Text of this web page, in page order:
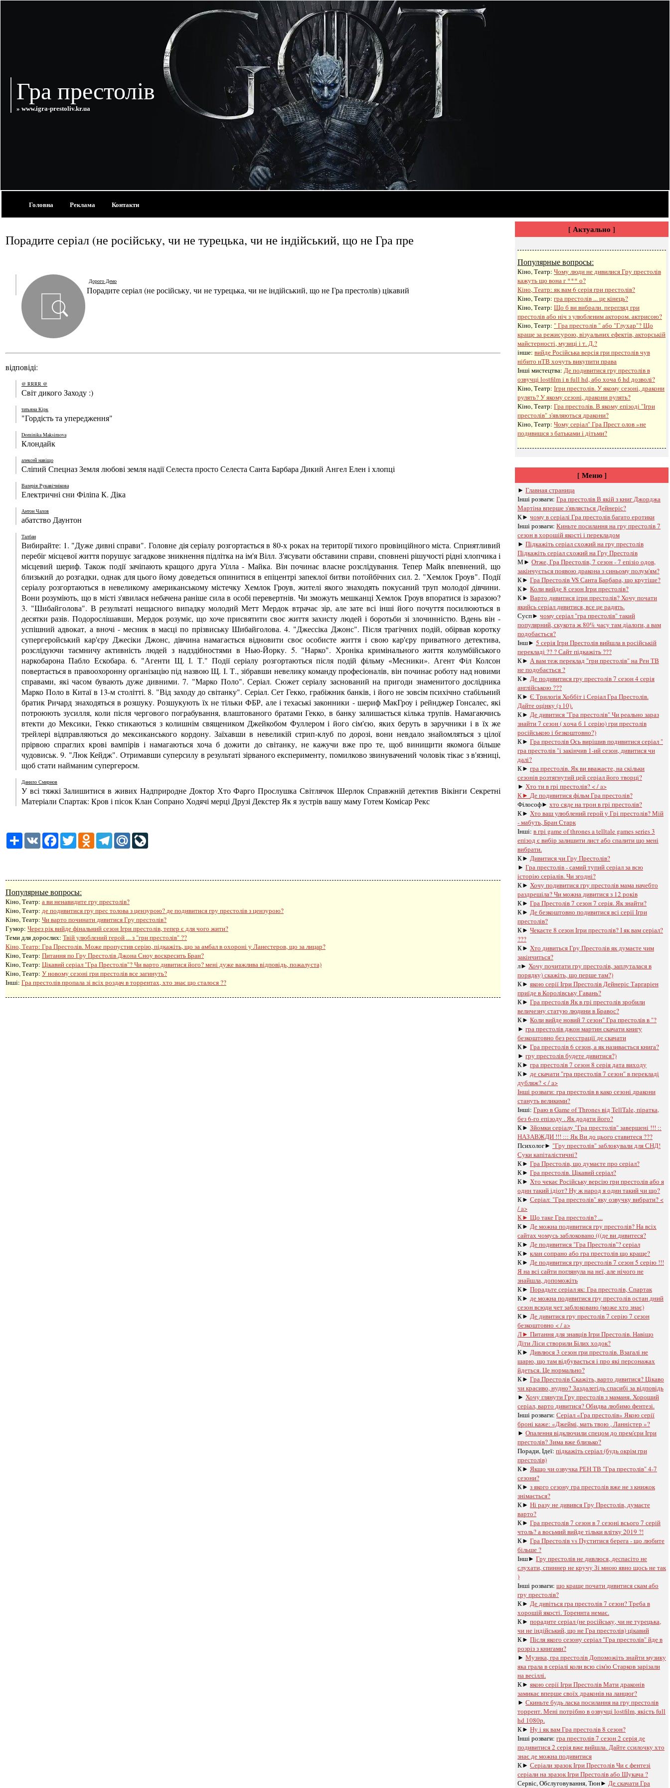
Гра престолів
» www.igra-prestoliv.kr.ua
Головна Реклама Контакти
Порадите серіал (не російську, чи не турецька, чи не індійський, що не Гра пре
Дорого Демо
Порадите серіал (не російську, чи не турецька, чи не індійський, що не Гра престолів) цікавий
відповіді:
@ RRRR @
Світ дикого Заходу :)
татьяна Кірк
"Гордість та упередження"
Dominika Maksimova
Клондайк
алексей навіщо
Сліпий Спецназ Земля любові земля надії Селеста просто Селеста Санта Барбара Дикий Ангел Елен і хлопці
Валерія Рукавічнікова
Електричні сни Філіпа К. Діка
Антон Чалов
абатство Даунтон
Талбан
Вибирайте: 1. "Дуже дивні справи". Головне дія серіалу розгортається в 80-х роках на території тихого провінційного міста. Сприятливий
перебіг місцевої життя порушує загадкове зникнення підлітка на ім'я Вілл. З'ясувати обставини справи, сповнені рішучості рідні хлопчика і
місцевий шериф. Також події зачіпають кращого друга Уїлла - Майка. Він починає власне розслідування. Тепер Майк впевнений, що
близький до розгадки, однак для цього йому доведеться опинитися в епіцентрі запеклої битви потойбічних сил. 2. "Хемлок Гроув". Події
серіалу розгортаються в невеликому американському містечку Хемлок Гроув, жителі якого знаходять покусаний труп молодої дівчини.
Вони розуміють, що в місті з'явилася небачена раніше сила в особі перевертнів. Чи зможуть мешканці Хемлок Гроув впоратися із заразою?
3. "Шибайголова". В результаті нещасного випадку молодий Метт Мердок втрачає зір, але зате всі інші його почуття посилюються в
десятки разів. Подорослішавши, Мердок розуміє, що хоче присвятити своє життя захисту людей і боротьби зі злочинністю. Вдень він -
успішний адвокат, а вночі - месник в масці по прізвиську Шибайголова. 4. "Джессіка Джонс". Після трагічних подій, обірвав коротку
супергеройський кар'єру Джесіки Джонс, дівчина намагається відновити своє особисте життя і свою кар'єру приватного детектива,
розслідуючи таємничу активність людей з надздібностями в Нью-Йорку. 5. "Нарко". Хроніка кримінального життя колумбійського
наркобарона Пабло Ескобара. 6. "Агенти Щ. І. Т." Події серіалу розгортаються після подій фільму «Месники». Агент Філ Колсон
повертається в правоохоронну організацію під назвою Щ. І. Т., зібравши невелику команду професіоналів, він починає роботу над новими
справами, які часом бувають дуже дивними. 7. "Марко Поло". Серіал. Сюжет серіалу заснований на пригоди знаменитого дослідника
Марко Поло в Китаї в 13-м столітті. 8. "Від заходу до світанку". Серіал. Сет Гекко, грабіжник банків, і його не зовсім психічно стабільний
братик Ричард знаходяться в розшуку. Розшукують їх не тільки ФБР, але і техаські законники - шериф МакГроу і рейнджер Гонсалес, які
потроюють зусилля, коли після чергового пограбування, влаштованого братами Гекко, в банку залишається кілька трупів. Намагаючись
втекти до Мексики, Гекко стикаються з колишнім священиком Джейкобом Фуллером і його сім'єю, яких беруть в заручники і в їх же
трейлері відправляються до мексиканського кордону. Заїхавши в невеликій стрип-клуб по дорозі, вони невдало знайомляться з цілої
прірвою спраглих крові вампірів і намагаються хоча б дожити до світанку, не кажучи вже про те, щоб винищити якомога більше
чудовиськ. 9. "Люк Кейдж". Отримавши суперсилу в результаті зірваного експерименту, помилково звинувачений чоловік тікає з в'язниці,
щоб стати найманим супергероєм.
Данило Смирнов
У всі тяжкі Залишитися в живих Надприродне Доктор Хто Фарго Прослушка Світлячок Шерлок Справжній детектив Вікінги Секретні
Матеріали Спартак: Кров і пісок Клан Сопрано Ходячі мерці Друзі Декстер Як я зустрів вашу маму Готем Комісар Рекс
ShareVK FacebookTwitterOdnoklassniki
TelegramMail.Ru
Популярные вопросы:
Кіно, Театр: а ви ненавидите гру престолів?
Кіно, Театр: де подивитися гру прес толова з цензурою? де подивитися гру престолів з цензурою?
Кіно, Театр: Чи варто починати дивитися Гру престолів?
Гумор: Через рік вийде фінальний сезон Ігри престолів, тепер є для чого жити?
Теми для дорослих: Твій улюблений герой ... з "гри престолів" ??
Кіно, Театр: Гра Престолів. Може пропустив серію, підкажіть, що за амбал в охороні у Ланестеров, що за лицар?
Кіно, Театр: Питання по Гру Престолів Джона Сноу воскресить Бран?
Кіно, Театр: Цікавий серіал "Гра Престолів"? Чи варто дивитися його? мені дуже важлива відповідь, пожалуста)
Кіно, Театр: У новому сезоні гри престолів все загинуть?
Інші: Гра престолів пропала зі всіх роздач в торрентах, хто знає що сталося ??
[ Актуально ]
Популярные вопросы:
Кіно, Театр:Чому люди не дивилися Гру престолів
кажуть що вона г *** о?
Кіно, Театр:як вам 6 серія гри престолів?
Кіно, Театр:гра престолів ... це кінець?
Кіно, Театр:Що б ви вибрали. перегляд гри
престолів або ніч з улюбленим актором. актрисою?
Кіно, Театр: " Гра престолів " або "Глухар"? Що
краще за режисурою, візуальних ефектів, акторській
майстерності, музиці і т. Д.?
інше:вийде Російська версія гри престолів чув
нібито нТВ хочуть викупити права
Інші мистецтва:Де подивитися гру престолів в
озвучці lostfilm і в full hd, або хоча б hd дозволі?
Кіно, Театр:Ігри престолів. У якому сезоні, дракони
рулять? У якому сезоні, дракони рулять?
Кіно, Театр:Гра престолів. В якому епізоді "Ігри
престолів" з'являються дракони?
Кіно, Театр:Чому серіал" Гра Прест олов »не
подивишся з батьками і дітьми?
[ Меню ]
►Главная страница
Інші розваги: ​​Гра престолів В якій з книг Джорджа
Мартіна вперше з'являється Дейнеріс?
К►чому в серіалі Гра престолів багато еротики
Інші розваги: ​​Киньте посилання на гру престолів 7
сезон в хорошій якості і перекладом
►Підкажіть серіал схожий на гру престолів
Підкажіть серіал схожий на Гру Престолів
М►Отже, Гра Престолів, 7 сезон - 7 епізіо одов,
закінчується появою дракона з синьому полум'ям?
К►Гра Престолів VS Санта Барбара, що крутіше?
К►Коли вийде 8 сезон Ігри престолів?
К►Варто дивитися ігри престолів? Хочу почати
якийсь серіал дивитися, все це радять.
Сусп►чому серіал "гра престолів" такий
популярний, скукота ж 80% часу там діалоги, а вам
подобається?
Інш►5 серія Ігри Престолів вийшла в російській
перекладі ?? ? Сайт підкажіть ???
К►А вам теж переклад "гри престолів" на Рен ТВ
не подобається ?
К►Де подивитися гру престолів 7 сезон 4 серія
англійською ???
К►Є Трилогія Хоббіт і Серіал Гра Престолів.
Дайте оцінку (з 10).
К►Де дивитися "Гра престолів" Чи реально зараз
знайти 7 сезон ( хоча б 1 серію) гри престолів
російською і безкоштовно?)
К►Гра престолів Ось вирішив подивитися серіал "
гра престолів "і закінчив 1-ий сезон, дивитися чи
далі?
К►гра престолів. Як ви вважаєте, на скільки
сезонів розтягнутий цей серіал його творці?
►Хто ти в грі престолів? < / a>
К►Де подивитися фільм Гра престолів?
Філософ►хто сяде на трон в грі престолів?
К►Хто ваш улюблений герой у Грі престолів? Мій
- мабуть, Бран Старк
Інші:в грі game of thrones a telltale games series 3
епізод є вибір залишити лист або спалити що мені
вибрати.
К►Дивитися чи Гру Престолів?
►Гра престолів - самий тупий серіал за всю
історію серіалів. Чи згодні?
К►Хочу подивитися гру престолів мама начебто
раздрешіла? Чи можна дивитися з 12 років
К►Гра Престолів 7 сезон 7 серія. Як знайти?
К►Де безкоштовно подивитися всі серії Ігри
престолів?
К►Чекаєте 8 сезон Ігри престолів? І як вам серіал?
???
К►Хто дивиться Гру Престолів як думаєте чим
закінчиться?
л►Хочу почитати гру престолів, заплуталася в
порядку) скажіть, що перше там?)
К►якою серії Ігри Престолів Дейнеріс Таргаріен
приїде в Королівську Гавань?
К►Гра престолів Як в грі престолів зробили
величезну статую людини в Бравос?
К►Коли вийде новий 7 сезон" Гра престолів в "?
►гра престолів джон мартин скачати книгу
безкоштовно без реєстрації де скачати
К►Гра престолів 6 сезон, а як називається книга?
►гру престолів будете дивитися?)
К►гра престолів 7 сезон 8 серія дата виходу
К►де скачати "гра престолів 7 сезон" в перекладі
дубляж? < / a>
Інші розваги: ​​гра престолів в како сезоні дракони
стануть великими?
Інші:Граю в Game of Thrones від TellTale, піратка,
без 6-го епізоду . Як додати його?
К►Зйомки серіалу "Гра престолів" завершені !!! ::
НАЗАВЖДИ !!! ::: Як Ви до цього ставитеся ???
Психолог► "Гру престолів" заблокували для СНД!
Суки капіталістичні?
К►Гра Престолів, що думаєте про серіал?
К►Гра престолів. Цікавий серіал?
К►Хто чекає Російську версію гри престолів або я
один такий ідіот? Ну ж народ я один такий чи що?
К►Серіал: "Гра престолів" яку озвучку вибрати? <
/ a>
К►Що таке Гра престолів? ...
К►Де можна подивитися гру престолів? На всіх
сайтах чомусь заблоковано (((де ви дивитеся?
К►Де подивитися "Гра Престолів"? серіал
К►клан сопрано або гра престолів що краще?
К►Де подивитися гру престолів 7 сезон 5 серію !!!
Я на всі сайти поглянула на неї, але нічого не
знайшла, допоможіть
К►Порадьте серіал як: Гра престолів, Спартак
К►де можна подивитися гру престолів остан дний
сезон всюди чет заблоковано (може хто знає)
К►Де дивитися гру престолів 7 серію 7 сезон
безкоштовно < / a>
Л►Питання для знавців Ігри Престолів. Навіщо
Діти Ліси створили Білих ходок?
К►Дивлюся 3 сезон гри престолів. Взагалі не
шарю, що там відбувається і про які персонажах
йдеться. Це нормально?
К►Гра Престолів Скажіть, варто дивитися? Цікаво
чи красиво, нудно? Заздалегідь спасибі за відповідь
►Хочу глянути Гру престолів з маманя. Хороший
серіал, варто дивитися? Обидва любимо фентезі.
Інші розваги: ​​Серіал «Гра престолів» Якою серії
броні каже: «Джеймі, мать твою , Ланністер »?
►Опалення відключили спецом до прем'єри Ігри
престолів? Зима вже близько?
Поради, Ідеї:підкажіть серіал (будь окрім гри
престолів)
К►Якщо чи озвучка РЕН ТВ "Гра престолів" 4-7
сезони?
К►з якого сезону гра престолів вже не з книжок
знімається?
К►Ні разу не дивився Гру Престолів, думаєте
варто?
К►Гра престолів 7 сезон в 7 сезоні всього 7 серій
чтоль? а восьмий вийде тільки влітку 2019 ?!
К►Гра Престолів vs Пуститися берега - що любите
більше ?
Інш►Гру престолів не дивлюся, деспасіто не
слухати, спиннер не кручу Зі мною явно щось не так
)
Інші розваги: ​​що краще почати дивитися скам або
гру престолів?
К►Де дивіться гра престолів 7 сезон? Треба в
хорошій якості. Тореннта немає.
К►порадите серіал (не російську, чи не турецька,
чи не індійський, що не Гра престолів) цікавий
К►Після якого сезону серіал "Гра престолів" йде в
розріз з книгами?
►Музика, гра престолів Допоможіть знайти музику
яка грала в серіалі коли всю сім'ю Старков зарізали
на весіллі.
К►якою серії Ігри Престолів Мати драконів
замикає вперше своїх драконів на ланцюг?
►Скиньте будь ласка посилання на гру престолів
торрент. Мені потрібно в озвучці lostfilm, якість full
hd 1080p.
К►Ну і як вам Гра престолів 8 сезон?
Інші розваги: ​​гра престолів 7 сезон 2 серія де
подивитися 2 серія вже вийшла. Дайте ссилочку хто
знає де можна подивитися
К►Серіали зразок Ігри Престолів Чи є фентезі
серіали на зразок Ігри Престолів або Шукача ?
Сервіс, Обслуговування, Тюн►Де скачати Гра